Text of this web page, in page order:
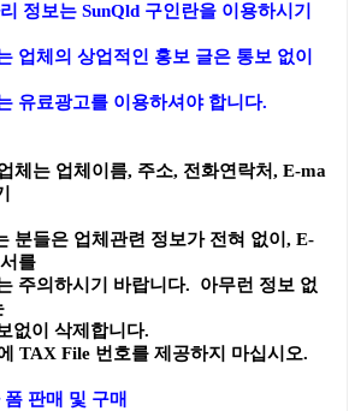
보는 SunQld 구인란을 이용하시기
체의 상업적인 홍보 글은 통보 없이
료광고를 이용하셔야 합니다.
는 업체이름, 주소, 전화연락처, E-ma
들은 업체관련 정보가 전혀 없이, E-
를
의하시기 바랍니다. 아무런 정보 없
이 삭제합니다.
File 번호를 제공하지 마십시오.
판매 및 구매